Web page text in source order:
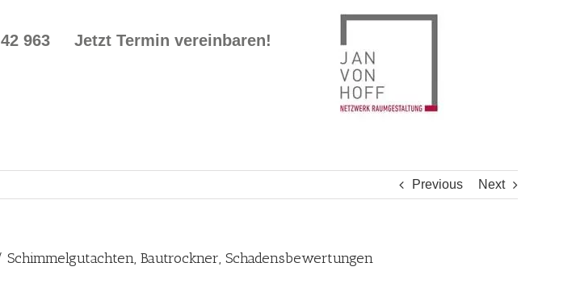
963 Jetzt Termin vereinbaren!
Previous Next
Bautrockner, Schadensbewertungen